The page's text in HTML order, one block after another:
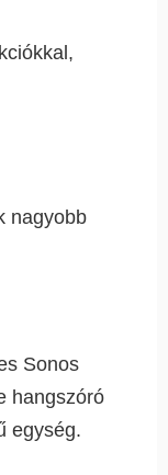
nagyobb
Sonos
hangszóró
egység.